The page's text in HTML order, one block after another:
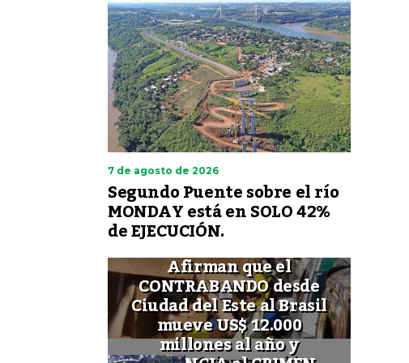
7 de agosto de 2026
Segundo Puente sobre el río
MONDAY está en SOLO 42%
de EJECUCIÓN.
Afirman que el
CONTRABANDO desde
Ciudad del Este al Brasil
mueve US$ 12.000
millones al año y